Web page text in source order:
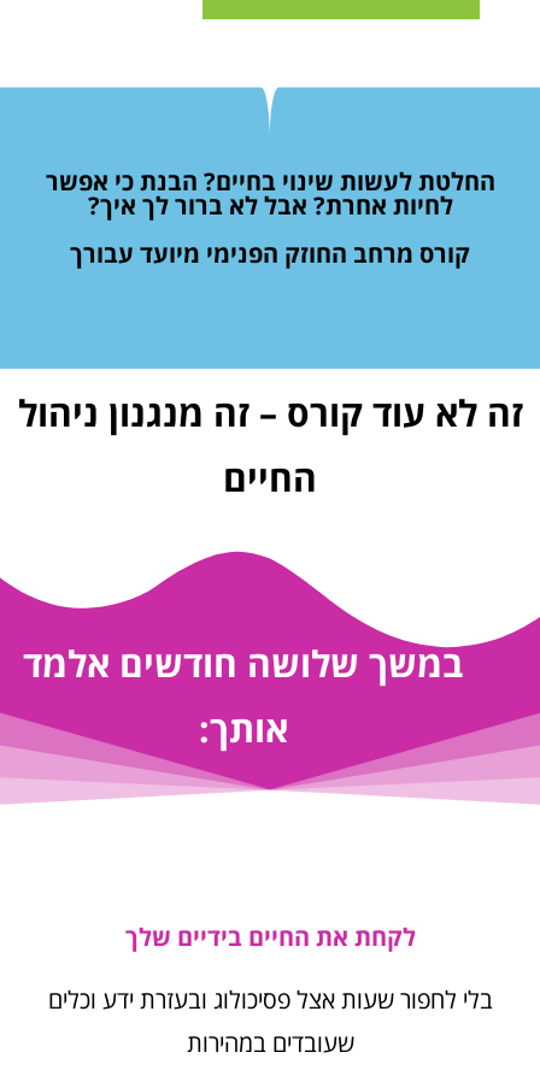
החלטת לעשות שינוי בחיים? הבנת כי אפשר
לחיות אחרת? אבל לא ברור לך איך?
קורס מרחב החוזק הפנימי מיועד עבורך
זה לא עוד קורס – זה מנגנון ניהול
החיים
במשך שלושה חודשים אלמד
אותך:
לקחת את החיים בידיים שלך
בלי לחפור שעות אצל פסיכולוג ובעזרת ידע וכלים
שעובדים במהירות